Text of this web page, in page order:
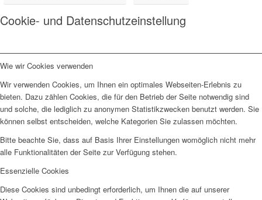
Cookie- und Datenschutzeinstellung
Wie wir Cookies verwenden
Wir verwenden Cookies, um Ihnen ein optimales Webseiten-Erlebnis zu
bieten. Dazu zählen Cookies, die für den Betrieb der Seite notwendig sind
und solche, die lediglich zu anonymen Statistikzwecken benutzt werden. Sie
können selbst entscheiden, welche Kategorien Sie zulassen möchten.
Bitte beachte Sie, dass auf Basis Ihrer Einstellungen womöglich nicht mehr
alle Funktionalitäten der Seite zur Verfügung stehen.
Essenzielle Cookies
Diese Cookies sind unbedingt erforderlich, um Ihnen die auf unserer